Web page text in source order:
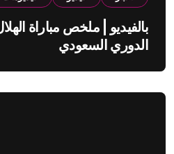
الدوري السعودي